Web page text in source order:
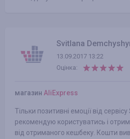
Svitlana
13.09.2017 13:22
Оцінка:
магазин AliExpress
Тільки позитивні емоції від
рекомендую користуватись і
від отриманого кешбеку. Кошти